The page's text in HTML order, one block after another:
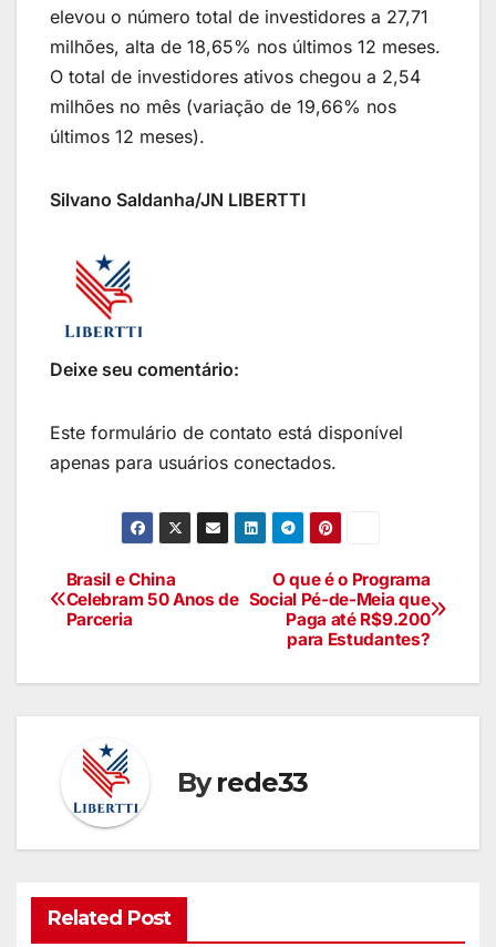
elevou o número total de investidores a 27,71
milhões, alta de 18,65% nos últimos 12 meses.
O total de investidores ativos chegou a 2,54
milhões no mês (variação de 19,66% nos
últimos 12 meses).
Silvano Saldanha/JN LIBERTTI
Deixe seu comentário:
Este formulário de contato está disponível
apenas para usuários conectados.
O que é o Programa
Social Pé-de-Meia que
Paga até R$9.200
para Estudantes?
Brasil e China
Celebram 50 Anos de
Parceria
Byrede33
Related Post